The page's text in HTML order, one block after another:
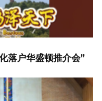
落户华盛顿推介会”